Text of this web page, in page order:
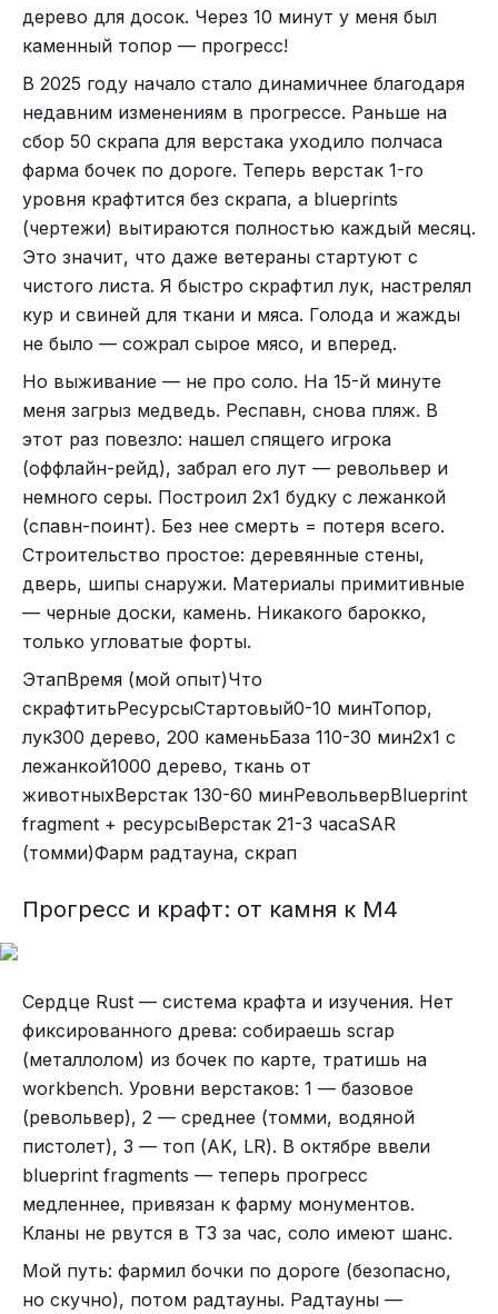
дерево для досок. Через 10 минут у меня был
каменный топор — прогресс!
В 2025 году начало стало динамичнее благодаря
недавним изменениям в прогрессе. Раньше на
сбор 50 скрапа для верстака уходило полчаса
фарма бочек по дороге. Теперь верстак 1-го
уровня крафтится без скрапа, а blueprints
(чертежи) вытираются полностью каждый месяц.
Это значит, что даже ветераны стартуют с
чистого листа. Я быстро скрафтил лук, настрелял
кур и свиней для ткани и мяса. Голода и жажды
не было — сожрал сырое мясо, и вперед.
Но выживание — не про соло. На 15-й минуте
меня загрыз медведь. Респавн, снова пляж. В
этот раз повезло: нашел спящего игрока
(оффлайн-рейд), забрал его лут — револьвер и
немного серы. Построил 2x1 будку с лежанкой
(спавн-поинт). Без нее смерть = потеря всего.
Строительство простое: деревянные стены,
дверь, шипы снаружи. Материалы примитивные
— черные доски, камень. Никакого барокко,
только угловатые форты.
ЭтапВремя (мой опыт)Что
скрафтитьРесурсыСтартовый0-10 минТопор,
лук300 дерево, 200 каменьБаза 110-30 мин2x1 с
лежанкой1000 дерево, ткань от
животныхВерстак 130-60 минРевольверBlueprint
fragment + ресурсыВерстак 21-3 часаSAR
(томми)Фарм радтауна, скрап
Прогресс и крафт: от камня к M4
Сердце Rust — система крафта и изучения. Нет
фиксированного древа: собираешь scrap
(металлолом) из бочек по карте, тратишь на
workbench. Уровни верстаков: 1 — базовое
(револьвер), 2 — среднее (томми, водяной
пистолет), 3 — топ (AK, LR). В октябре ввели
blueprint fragments — теперь прогресс
медленнее, привязан к фарму монументов.
Кланы не рвутся в T3 за час, соло имеют шанс.
Мой путь: фармил бочки по дороге (безопасно,
но скучно), потом радтауны. Радтауны —